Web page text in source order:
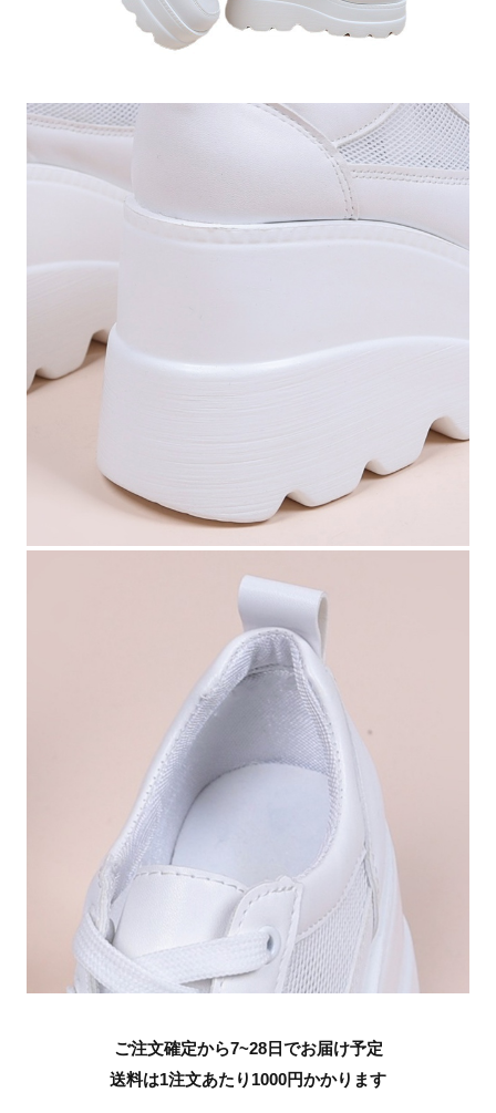
ご注文確定から7~28日でお届け予定
送料は1注文あたり 1000円かかります